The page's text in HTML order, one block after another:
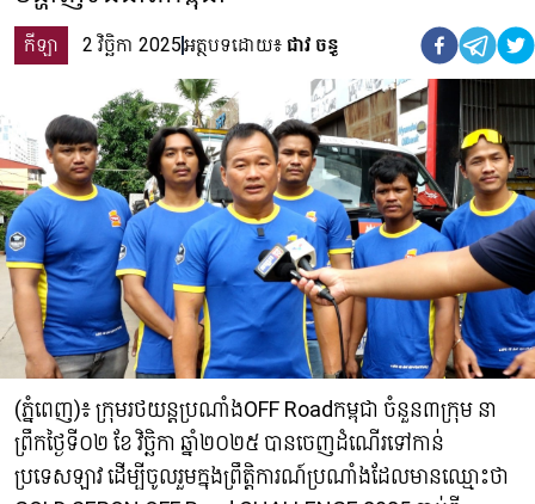
កីឡា 2 វិច្ឆិកា 2025អត្ថបទដោយ៖ ជាវ ចន្ធូ
(ភ្នំពេញ)៖ ក្រុមរថយន្តប្រណាំងOFF Roadកម្ពុជា ចំនួន៣ក្រុម នា
ព្រឹកថ្ងៃទី០២ ខែ វិច្ឆិកា ឆ្នាំ២០២៥ បានចេញដំណើរទៅកាន់
ប្រទេសឡាវ ដើម្បីចូលរួមក្នុងព្រឹត្តិការណ៍ប្រណាំងដែលមានឈ្មោះថា